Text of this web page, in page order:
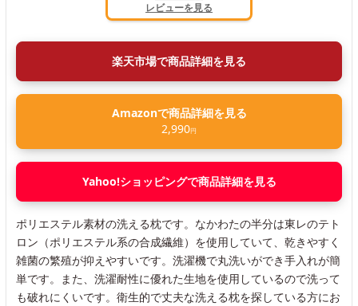
レビューを見る
楽天市場で商品詳細を見る
Amazonで商品詳細を見る
2,990円
Yahoo!ショッピングで商品詳細を見る
ポリエステル素材の洗える枕です。なかわたの半分は東レのテト
ロン（ポリエステル系の合成繊維）を使用していて、乾きやすく
雑菌の繁殖が抑えやすいです。洗濯機で丸洗いができ手入れが簡
単です。また、洗濯耐性に優れた生地を使用しているので洗って
も破れにくいです。衛生的で丈夫な洗える枕を探している方にお